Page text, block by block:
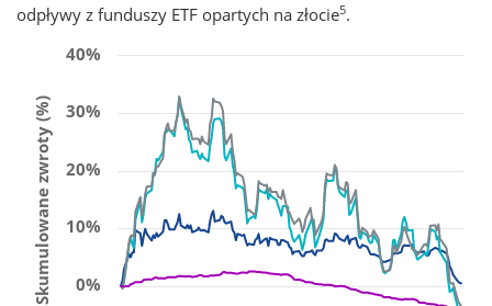
odpływy z funduszy ETF opartych na złocie5.
Skumulowane zwroty (%) 0%
10%
20%
30%
40%